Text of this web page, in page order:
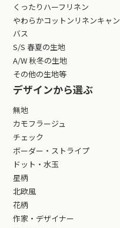
くったりハーフリネン
やわらかコットンリネンキャン
バス
S/S 春夏の生地
A/W 秋冬の生地
その他の生地等
デザインから選ぶ
無地
カモフラージュ
チェック
ボーダー・ストライプ
ドット・水玉
星柄
北欧風
花柄
作家・デザイナー